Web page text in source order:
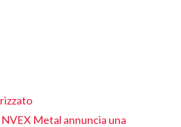
Metal annuncia una